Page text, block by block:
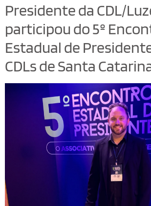
Presidente da CDL/
participou do 5º
Estadual de
CDLs de Santa